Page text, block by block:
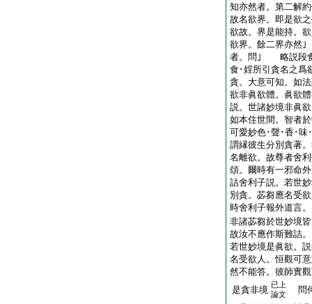
知亦然者。第二解
故名欲界。即是欲
欲故。界是能持。
欲界。餘二界亦
者。問｣ 略説段食
食･婬所引貪名之爲
貪。大意可知。如
欲非眞欲體。眞欲
説。世諸妙境非眞
如本住世間。智者
可愛妙色･聲･香･味
謂縁彼生分別貪著
名離欲。故尊者舍
頌。爾時有一邪命
詰舍利子説。若世
別貪。苾芻應名受
時舍利子報外道言
非諸苾芻於世妙境
故汝不應作斯難詰
若世妙境是眞欲。
名受欲人。恒觀可
然不能答。彼師實
是貪非境 已上
論文
問